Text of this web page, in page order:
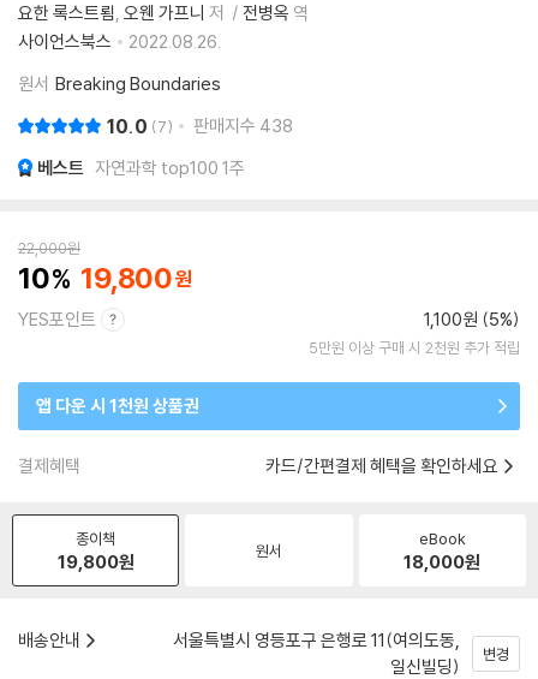
요한 록스트룀 오웬 가프니 저 전병옥 역
사이언스북스
2022.08.26.
원서 Breaking Boundaries
10.0 7 판매지수 438
베스트 자연과학 top100 1주
22,000원
10 19,800
YES포인트 1,100원 (5%)
5만원 이상 구매 시 2천원 추가 적립
앱 다운 시 1천원 상품권
결제혜택 카드/간편결제 혜택을 확인하세요
종이책
19,800원 원서
eBook
18,000원
배송안내
서울특별시 영등포구 은행로 11(여의도동,
일신빌딩)
변경